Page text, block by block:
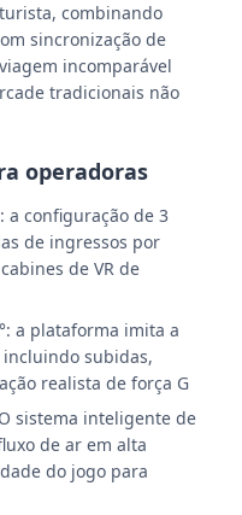
combinando
sincronização de
incomparável
tradicionais não
operadoras
a configuração de 3
de ingressos por
de VR de
a plataforma imita a
subidas,
realista de força G
sistema inteligente de
de ar em alta
do jogo para